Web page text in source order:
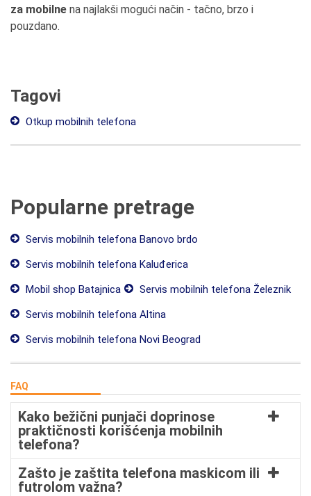
za mobilne na najlakši mogući način - tačno, brzo i
pouzdano.
Tagovi
Otkup mobilnih telefona
Popularne pretrage
Servis mobilnih telefona Banovo brdo
Servis mobilnih telefona Kaluđerica
Mobil shop Batajnica
Servis mobilnih telefona Železnik
Servis mobilnih telefona Altina
Servis mobilnih telefona Novi Beograd
FAQ
Kako bežični punjači doprinose
praktičnosti korišćenja mobilnih
telefona?
Zašto je zaštita telefona maskicom ili
futrolom važna?